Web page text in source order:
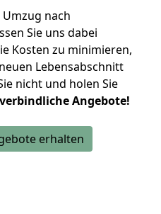
nach
Sie uns dabei
Kosten zu minimieren,
Lebensabschnitt
nicht und holen Sie
Angebote!
erhalten